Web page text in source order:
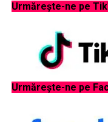
Urmărește-ne pe
Urmărește-ne pe